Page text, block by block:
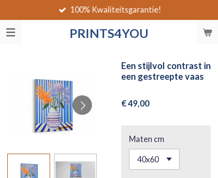
direct
naar
PRINTS4YOU
100% Kwaliteitsgarantie!
Een stijlvol contrast in
een gestreepte vaas
€ 49,00
Maten cm